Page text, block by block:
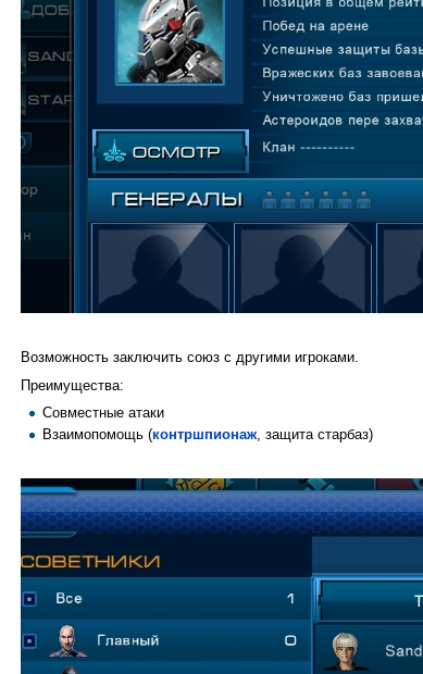
Возможность заключить союз с другими игроками.
Преимущества:
Совместные атаки
Взаимопомощь (контршпионаж, защита старбаз)